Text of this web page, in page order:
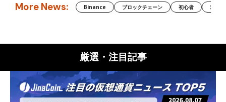
More News: Binance ブロックチェーン 初心者 米国
厳選・注目記事